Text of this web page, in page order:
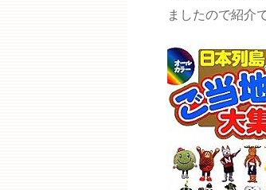
ましたので紹介